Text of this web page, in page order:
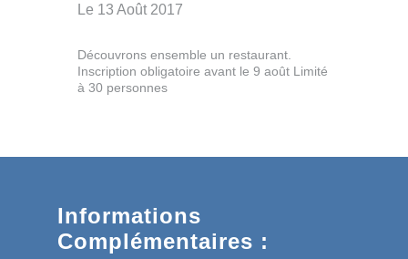
Le 13 Août 2017
Découvrons ensemble un restaurant.
Inscription obligatoire avant le 9 août Limité
à 30 personnes
Informations
Complémentaires :